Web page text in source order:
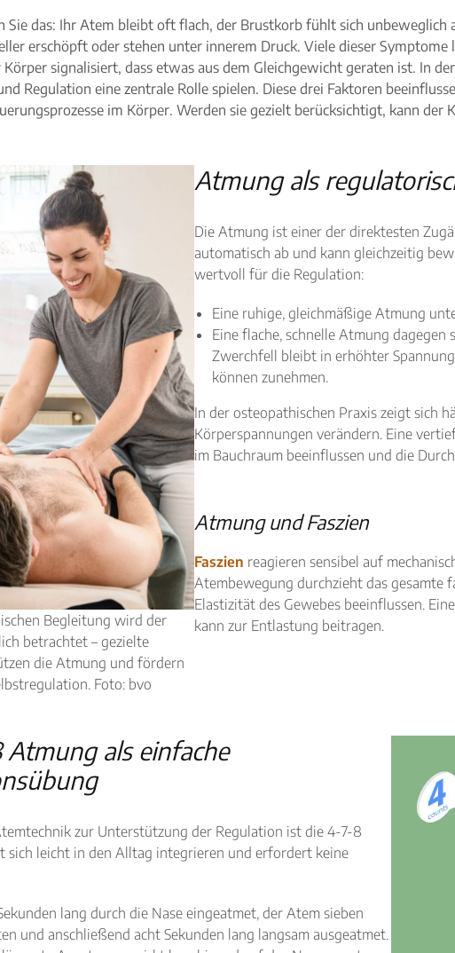
Sie das: Ihr Atem bleibt oft flach, der Brustkorb fühlt sich unbeweglich
erschöpft oder stehen unter innerem Druck. Viele dieser
Körper signalisiert, dass etwas aus dem Gleichgewicht geraten ist. In
Regulation eine zentrale Rolle spielen. Diese drei Faktoren
im Körper. Werden sie gezielt berücksichtigt, kann
Begleitung wird der
betrachtet – gezielte
die Atmung und fördern
Foto: bvo
Atmung als
Die Atmung ist einer der direktesten
automatisch ab und kann gleichzeitig
wertvoll für die Regulation:
Eine ruhige, gleichmäßige Atmung
Eine flache, schnelle Atmung
Zwerchfell bleibt in erhöhter
können zunehmen.
In der osteopathischen Praxis zeigt sich
Körperspannungen verändern. Eine
im Bauchraum beeinflussen und die
Atmung und Faszien
Faszien reagieren sensibel auf
Atembewegung durchzieht das gesamte
Elastizität des Gewebes beeinflussen.
kann zur Entlastung beitragen.
Atmung als einfache
zur Unterstützung der Regulation ist die 4-7-8
sich leicht in den Alltag integrieren und erfordert keine
lang durch die Nase eingeatmet, der Atem sieben
und anschließend acht Sekunden lang langsam ausgeatmet.